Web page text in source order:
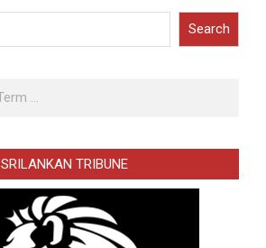
Search
SRILANKAN TRIBUNE